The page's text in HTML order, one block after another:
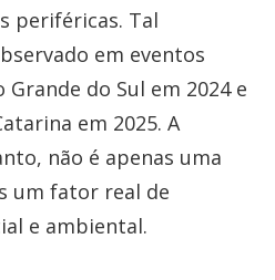
periféricas. Tal
em eventos
Grande do Sul em 2024 e
em 2025. A
não é apenas uma
um fator real de
e ambiental.